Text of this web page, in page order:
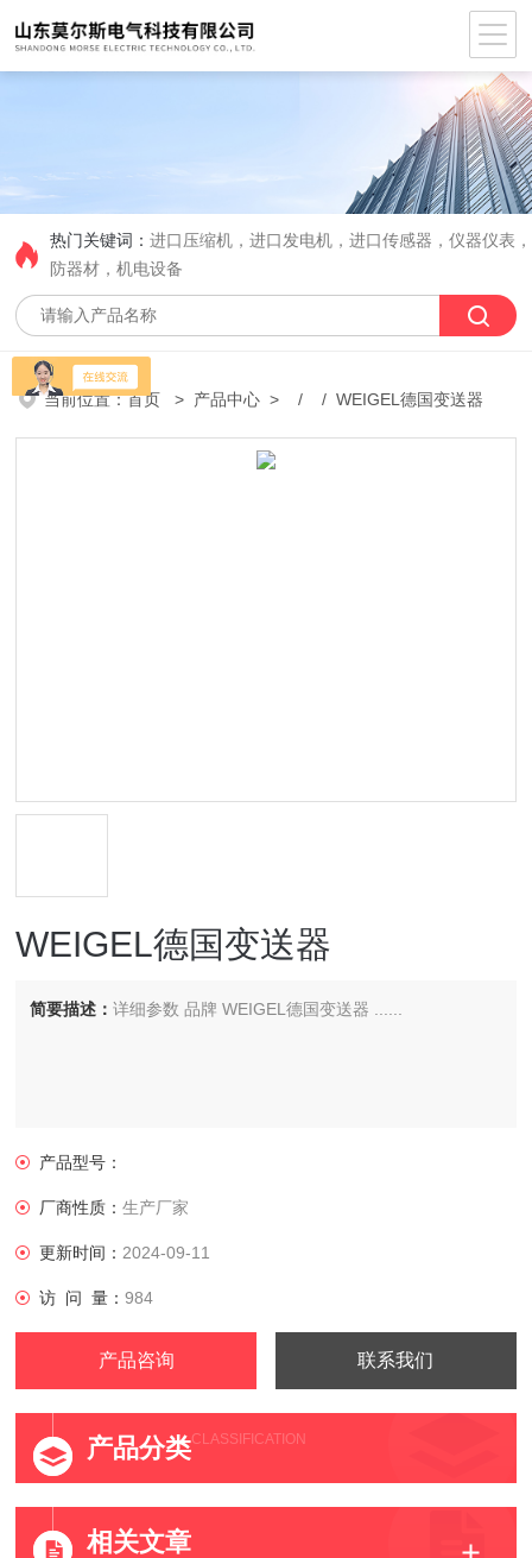
热门关键词：进口压缩机，进口发电机，进口传感器，仪器仪表
防器材，机电设备
当前位置：首页 > 产品中心 > / / WEIGEL德国变送器
WEIGEL德国变送器
简要描述：详细参数 品牌 WEIGEL德国变送器 ......
产品型号：
厂商性质：生产厂家
更新时间： 2024-09-11
访 问 量：984
产品咨询 联系我们
产品分类CLASSIFICATION
相关文章